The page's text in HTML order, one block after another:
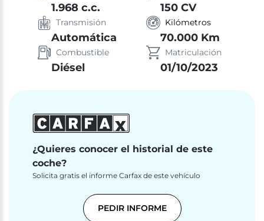
1.968 c.c. 150 CV
Transmisión
Automática
Kilómetros
70.000 Km
Combustible
Diésel
Matriculación
01/10/2023
¿Quieres conocer el historial de este
coche?
Solicita gratis el informe Carfax de este vehículo
PEDIR INFORME